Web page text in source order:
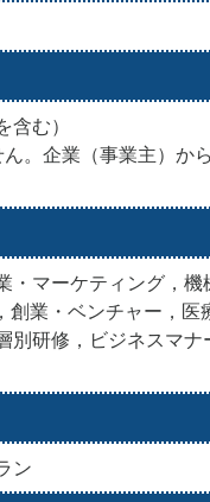
む）
。企業（事業主）か
・マーケティング，機
創業・ベンチャー，医
別研修，ビジネスマナ
ン